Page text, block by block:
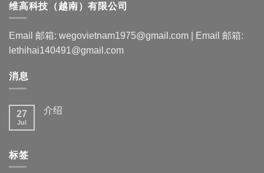
维高科技（越南）有限公司
Email 邮箱: wegovietnam1975@gmail.com | Email 邮箱:
lethihai140491@gmail.com
消息
27
Jul
介绍
标签